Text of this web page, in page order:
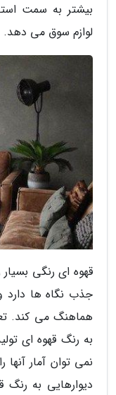
بیشتر به سمت
لوازم سوق می دهد.
قهوه ای رنگی
جذب نگاه ها دارد
هماهنگ می کند.
به رنگ قهوه ای
نمی توان آمار
دیوارهایی به رنگ